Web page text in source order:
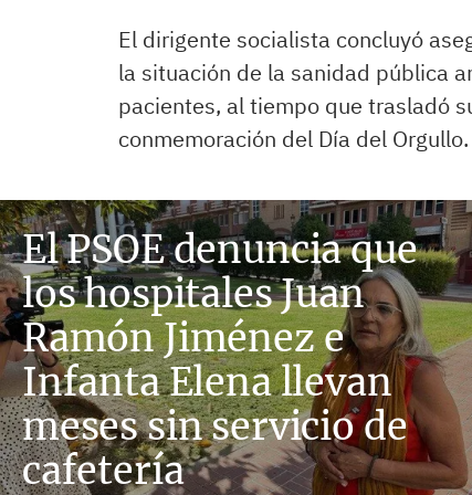
El dirigente socialista concluyó
la situación de la sanidad pública
pacientes, al tiempo que trasladó
conmemoración del Día del Orgullo.
El PSOE denuncia que
los hospitales Juan
Ramón Jiménez e
Infanta Elena llevan
meses sin servicio de
cafetería